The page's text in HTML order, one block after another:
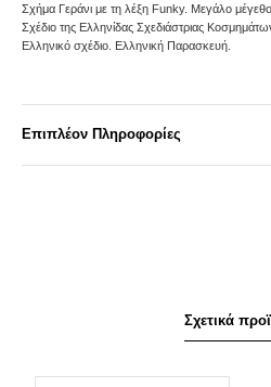
Σχήμα Γεράνι με τη λέξη Funky. Μεγάλο
Σχέδιο της Ελληνίδας Σχεδιάστριας
Ελληνικό σχέδιο. Ελληνική Παρασκευή.
Επιπλέον Πληροφορίες
Σχετικά